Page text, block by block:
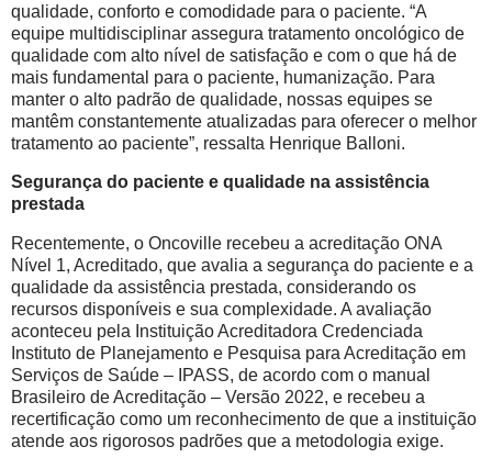
qualidade, conforto e comodidade para o paciente. “A
equipe multidisciplinar assegura tratamento oncológico de
qualidade com alto nível de satisfação e com o que há de
mais fundamental para o paciente, humanização. Para
manter o alto padrão de qualidade, nossas equipes se
mantêm constantemente atualizadas para oferecer o melhor
tratamento ao paciente”, ressalta Henrique Balloni.
Segurança do paciente e qualidade na assistência
prestada
Recentemente, o Oncoville recebeu a acreditação ONA
Nível 1, Acreditado, que avalia a segurança do paciente e a
qualidade da assistência prestada, considerando os
recursos disponíveis e sua complexidade. A avaliação
aconteceu pela Instituição Acreditadora Credenciada
Instituto de Planejamento e Pesquisa para Acreditação em
Serviços de Saúde – IPASS, de acordo com o manual
Brasileiro de Acreditação – Versão 2022, e recebeu a
recertificação como um reconhecimento de que a instituição
atende aos rigorosos padrões que a metodologia exige.